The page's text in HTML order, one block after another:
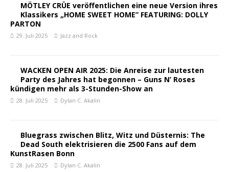
MÖTLEY CRÜE veröffentlichen eine neue Version ihres
Klassikers „HOME SWEET HOME” FEATURING: DOLLY
PARTON
29. Juli 2025 Jazz and Rock
WACKEN OPEN AIR 2025: Die Anreise zur lautesten
Party des Jahres hat begonnen – Guns N’ Roses
kündigen mehr als 3-Stunden-Show an
28. Juli 2025 Dylan C. Akalin
Bluegrass zwischen Blitz, Witz und Düsternis: The
Dead South elektrisieren die 2500 Fans auf dem
KunstRasen Bonn
28. Juli 2025 Dylan C. Akalin